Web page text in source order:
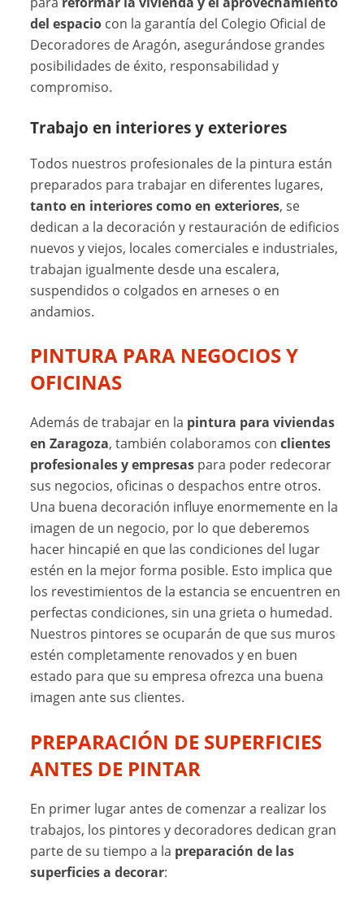
del espacio con la garantía del Colegio Oficial de
Decoradores de Aragón, asegurándose grandes
posibilidades de éxito, responsabilidad y
compromiso.
Trabajo en interiores y exteriores
Todos nuestros profesionales de la pintura están
preparados para trabajar en diferentes lugares,
tanto en interiores como en exteriores, se
dedican a la decoración y restauración de edificios
nuevos y viejos, locales comerciales e industriales,
trabajan igualmente desde una escalera,
suspendidos o colgados en arneses o en
andamios.
PINTURA PARA NEGOCIOS Y
OFICINAS
Además de trabajar en la pintura para viviendas
en Zaragoza, también colaboramos conclientes
profesionales y empresas para poder redecorar
sus negocios, oficinas o despachos entre otros.
Una buena decoración influye enormemente en la
imagen de un negocio, por lo que deberemos
hacer hincapié en que las condiciones del lugar
estén en la mejor forma posible. Esto implica que
los revestimientos de la estancia se encuentren en
perfectas condiciones, sin una grieta o humedad.
Nuestros pintores se ocuparán de que sus muros
estén completamente renovados y en buen
estado para que su empresa ofrezca una buena
imagen ante sus clientes.
PREPARACIÓN DE SUPERFICIES
ANTES DE PINTAR
En primer lugar antes de comenzar a realizar los
trabajos, los pintores y decoradores dedican gran
parte de su tiempo a la preparación de las
superficies a decorar: